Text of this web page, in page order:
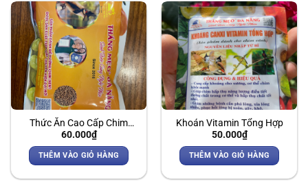
Thức Ăn Cao Cấp Chim
Chào Mào – Cám Dưỡng
60.000₫
THÊM VÀO GIỎ HÀNG
Khoán Vitamin Tổng Hợp
50.000₫
THÊM VÀO GIỎ HÀNG